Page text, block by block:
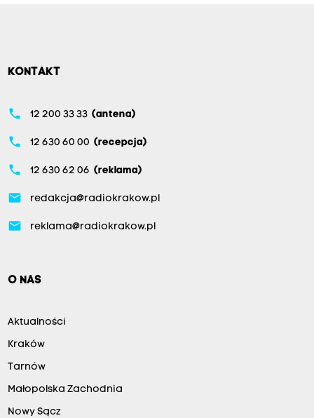
KONTAKT
phone 12 200 33 33 (antena)
phone 12 630 60 00 (recepcja)
phone 12 630 62 06 (reklama)
email redakcja@radiokrakow.pl
email reklama@radiokrakow.pl
O NAS
Aktualności
Kraków
Tarnów
Małopolska Zachodnia
Nowy Sącz